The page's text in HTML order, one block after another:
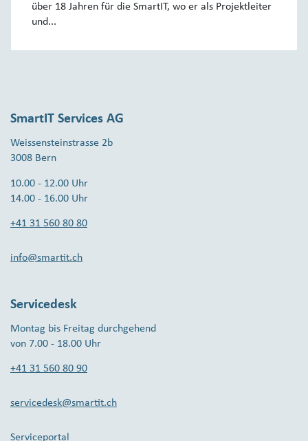
über 18 Jahren für die SmartIT, wo er als Projektleiter
und...
SmartIT Services AG
Weissensteinstrasse 2b
3008 Bern
10.00 - 12.00 Uhr
14.00 - 16.00 Uhr
+41 31 560 80 80
info@smartit.ch
Servicedesk
Montag bis Freitag durchgehend
von 7.00 - 18.00 Uhr
+41 31 560 80 90
servicedesk@smartit.ch
Serviceportal